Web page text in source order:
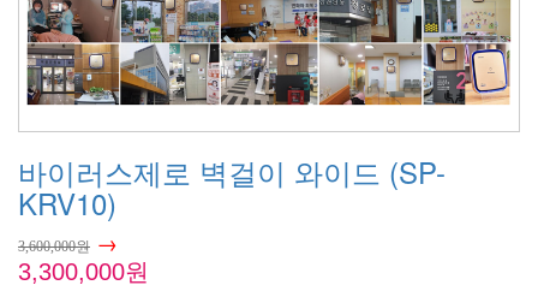
바이러스제로 벽걸이 와이드 (SP-
KRV10)
3,600,000원 →
3,300,000원